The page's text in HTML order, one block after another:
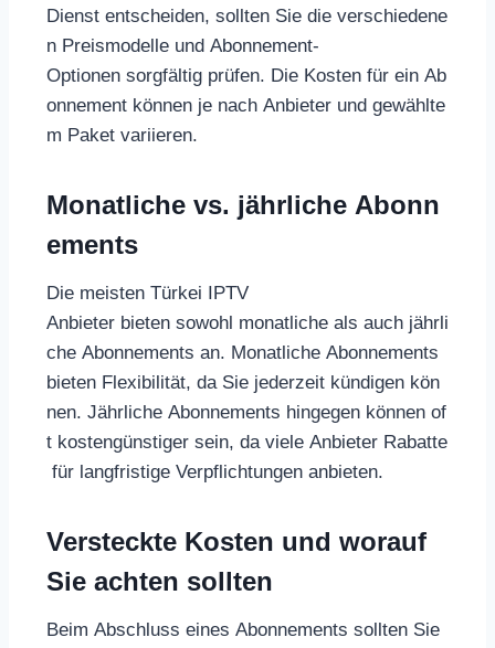
Dienst entscheiden, sollten Sie die verschiedene
n Preismodelle und Abonnement-
Optionen sorgfältig prüfen. Die Kosten für ein Ab
onnement können je nach Anbieter und gewählte
m Paket variieren.
Monatliche vs. jährliche Abonn
ements
Die meisten Türkei IPTV
Anbieter bieten sowohl monatliche als auch jährli
che Abonnements an. Monatliche Abonnements
bieten Flexibilität, da Sie jederzeit kündigen kön
nen. Jährliche Abonnements hingegen können of
t kostengünstiger sein, da viele Anbieter Rabatte
für langfristige Verpflichtungen anbieten.
Versteckte Kosten und worauf
Sie achten sollten
Beim Abschluss eines Abonnements sollten Sie